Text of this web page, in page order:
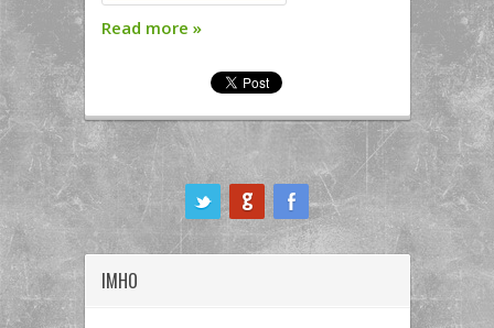
Read more »
IMHO